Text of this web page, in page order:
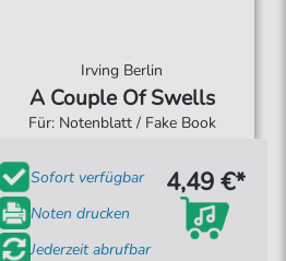
Irving Berlin
A Couple Of Swells
Für: Notenblatt / Fake Book
Sofort verfügbar
Noten drucken
Jederzeit abrufbar
4,49 €*